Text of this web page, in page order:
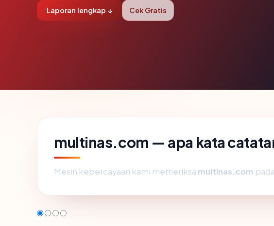
Laporan lengkap ↓ Cek Gratis
multinas.com — apa kata
Mesin kepercayaan kami memeriksa multinas.com